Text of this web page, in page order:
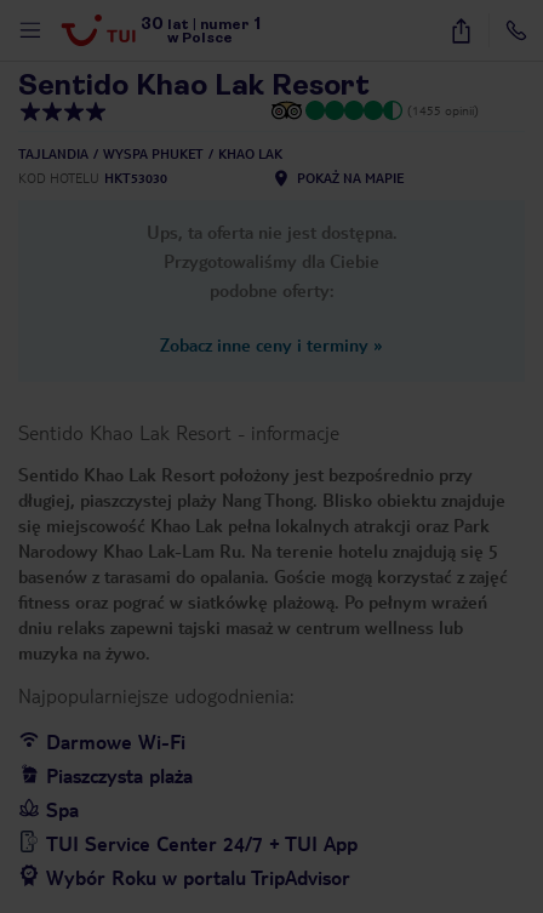
30 lat numer 1
w Polsce
35
Sentido Khao Lak Resort
(1455 opinii)
TAJLANDIA WYSPA PHUKET
KHAO LAK
KOD HOTELU HKT53030 POKAŻ NA MAPIE
Ups, ta oferta nie jest dostępna.
Przygotowaliśmy dla Ciebie
podobne oferty:
Zobacz inne ceny i terminy »
Sentido Khao Lak Resort - informacje
Sentido Khao Lak Resort położony jest bezpośrednio przy
długiej, piaszczystej plaży Nang Thong. Blisko obiektu znajduje
się miejscowość Khao Lak pełna lokalnych atrakcji oraz Park
Narodowy Khao Lak-Lam Ru. Na terenie hotelu znajdują się 5
basenów z tarasami do opalania. Goście mogą korzystać z zajęć
fitness oraz pograć w siatkówkę plażową. Po pełnym wrażeń
dniu relaks zapewni tajski masaż w centrum wellness lub
muzyka na żywo.
Najpopularniejsze udogodnienia:
Darmowe Wi-Fi
Piaszczysta plaża
Spa
TUI Service Center 24/7 + TUI App
Wybór Roku w portalu TripAdvisor